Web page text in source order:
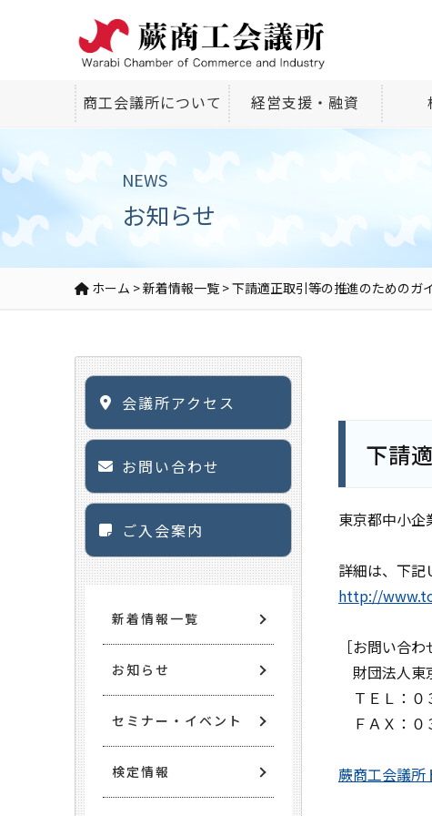
商工会議所について 経営支援・融資
NEWS
お知らせ
ホーム >新着情報一覧 >下請適正取引等の推進のためのガ
会議所アクセス
お問い合わせ
ご入会案内
新着情報一覧
お知らせ
セミナー・イベント
検定情報
下請
東京都中小企
詳細は、下記
http://
［お問い合わ
財団法人東
ＴＥＬ：０
ＦＡＸ：０
蕨商工会議所